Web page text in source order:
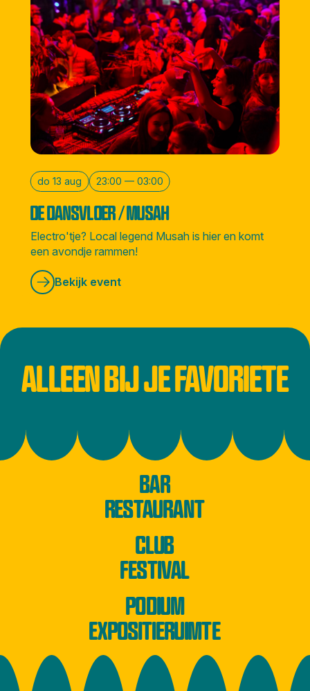
do 13 aug 23:00 — 03:00
DE DANSVLOER / MUSAH
Electro'tje? Local legend Musah is hier en komt
een avondje rammen!
Bekijk event
ALLEEN BIJ JE FAVORIETE
BAR
RESTAURANT
CLUB
FESTIVAL
PODIUM
EXPOSITIERUIMTE